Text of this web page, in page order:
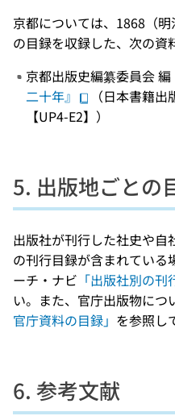
京都については、1868（
の目録を収録した、次の資
京都出版史編纂委員会 編
二十年』
（日本書籍
【UP4-E2】）
5. 出版地ごとの
出版社が刊行した社史や自
の刊行目録が含まれている
ーチ・ナビ 「出版社別の刊
い。また、官庁出版物につ
官庁資料の目録」 を参照し
6. 参考文献